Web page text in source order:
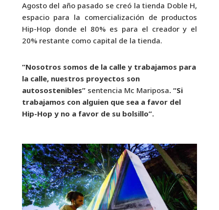
Agosto del año pasado se creó la tienda Doble H,
espacio para la comercialización de productos
Hip-Hop donde el 80% es para el creador y el
20% restante como capital de la tienda.
“Nosotros somos de la calle y trabajamos para
la calle, nuestros proyectos son
autosostenibles” sentencia Mc Mariposa. “Si
trabajamos con alguien que sea a favor del
Hip-Hop y no a favor de su bolsillo”.